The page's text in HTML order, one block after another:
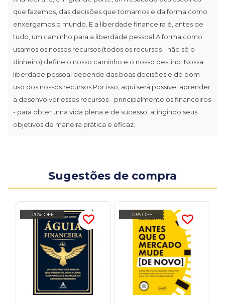
que fazemos, das decisões que tomamos e da forma como
enxergamos o mundo. E a liberdade financeira é, antes de
tudo, um caminho para a liberdade pessoal.A forma como
usamos os nossos recursos (todos os recursos - não só o
dinheiro) define o nosso caminho e o nosso destino. Nossa
liberdade pessoal depende das boas decisões e do bom
uso dos nossos recursos.Por isso, aqui será possível aprender
a desenvolver esses recursos - principalmente os financeiros
- para obter uma vida plena e de sucesso, atingindo seus
objetivos de maneira prática e eficaz.
Sugestões de compra
20% OFF 10% OFF